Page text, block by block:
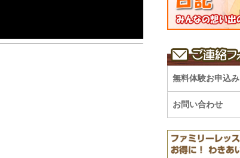
無料体験お申込み
お問い合わせ